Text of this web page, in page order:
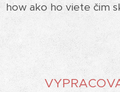
how ako ho viete čim